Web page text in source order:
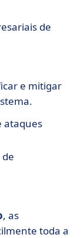
de
e mitigar
ataques
, as
toda a